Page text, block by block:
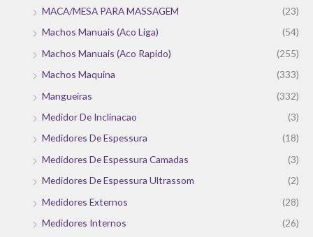
MACA/MESA PARA MASSAGEM
(23)
Machos Manuais (Aco Liga)
(54)
Machos Manuais (Aco Rapido)
(255)
Machos Maquina
(333)
Mangueiras
(332)
Medidor De Inclinacao
(3)
Medidores De Espessura
(18)
Medidores De Espessura Camadas
(3)
Medidores De Espessura Ultrassom
(2)
Medidores Externos
(28)
Medidores Internos
(26)